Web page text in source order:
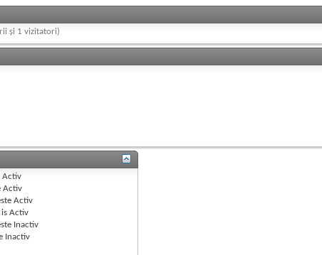
și 1 vizitatori)
Activ
Activ
Activ
isActiv
Inactiv
Inactiv